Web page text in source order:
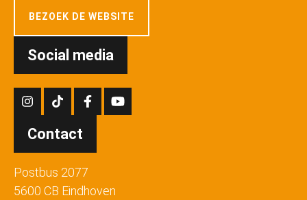
BEZOEK DE WEBSITE
Social media
Contact
Postbus 2077
5600 CB Eindhoven